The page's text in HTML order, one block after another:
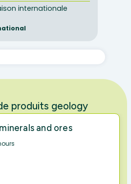
produits geology
and ores